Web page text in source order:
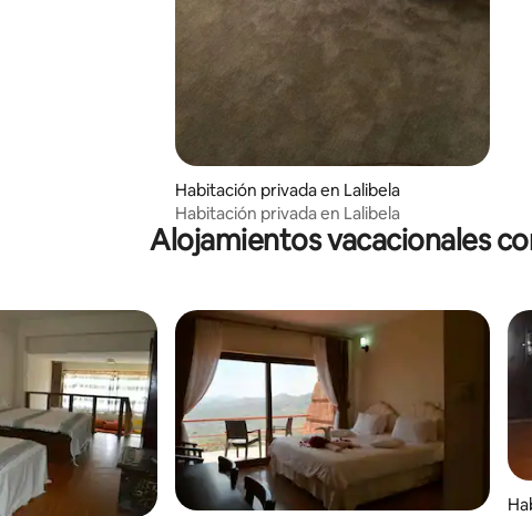
Habitación privada en Lalibela
Habitación privada en Lalibela
Alojamientos vacacionales